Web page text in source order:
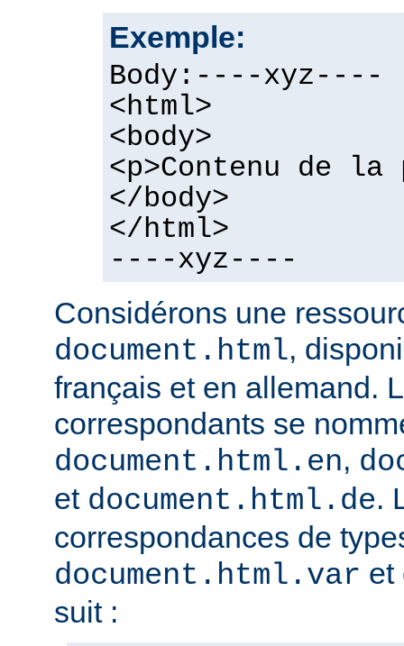
Exemple:
Body:----xyz----
<html>
<body>
<p>Contenu de la
</body>
</html>
----xyz----
Considérons une
document.html,
français et en allemand.
correspondants se
document.html.en,
et document.html.de.
correspondances de
document.html.var et
suit :